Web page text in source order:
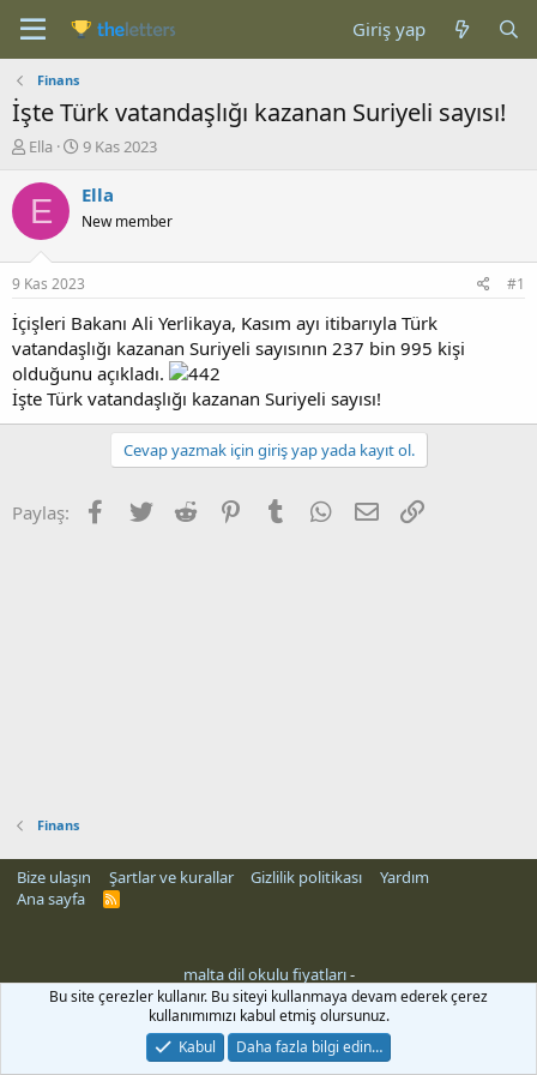
Giriş yap
Finans
İşte Türk vatandaşlığı kazanan Suriyeli sayısı!
K
n
b
u
u
b
a
ş
l
a
t
a
Ella
B
ş
a
g
ı
ç
a
r
i
h
9 Kas 2023
E Ella
New member
9 Kas 2023 #1
İçişleri Bakanı Ali Yerlikaya, Kasım ayı itibarıyla Türk
vatandaşlığı kazanan Suriyeli sayısının 237 bin 995 kişi
olduğunu açıkladı.
İşte Türk vatandaşlığı kazanan Suriyeli sayısı!
Cevap yazmak için giriş yap yada kayıt ol.
Paylaş: Facebook
Twitter Reddit PinterestTumblr WhatsApp
E-posta
Finans
Bize ulaşın Şartlar ve kurallar Gizlilik politikası
Yardım
Ana sayfa
R
malta dil okulu fiyatları-
Bu site çerezler kullanır. Bu siteyi kullanmaya devam ederek çerez
kullanımımızı kabul etmiş olursunuz.
Kabul
Daha fazla bilgi edin…